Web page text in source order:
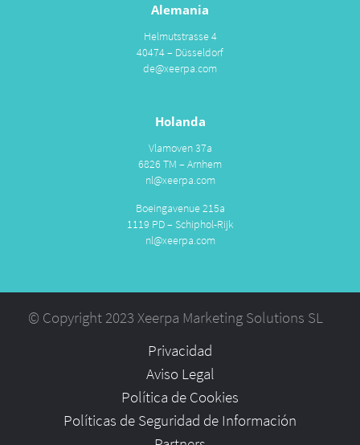
Alemania
Helmutstrasse 4
40474 – Düsseldorf
de@xeerpa.com
Holanda
Vlamoven 37a
6826 TM – Arnhem
nl@xeerpa.com
Boeingavenue 215a
1119 PD – Schiphol-Rijk
nl@xeerpa.com
© Copyright 2023 Xeerpa Marketing Solutions SL
Privacidad
Aviso Legal
Política de Cookies
Políticas de Seguridad de Información